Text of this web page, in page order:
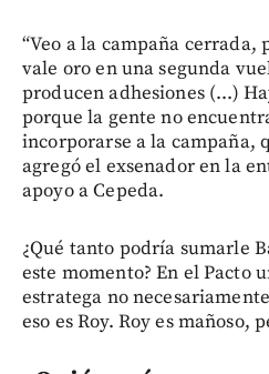
“Veo a la campaña cerrada,
vale oro en una segunda
producen adhesiones (...)
porque la gente no
incorporarse a la campaña,
agregó el exsenador en la
apoyo a Cepeda.
¿Qué tanto podría sumarle
este momento? En el Pacto
estratega no
eso es Roy. Roy es mañoso,